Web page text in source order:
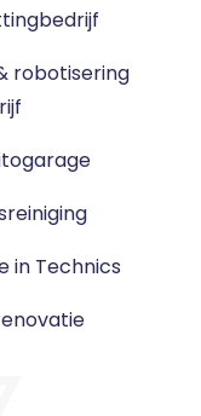
robotisering
in Technics